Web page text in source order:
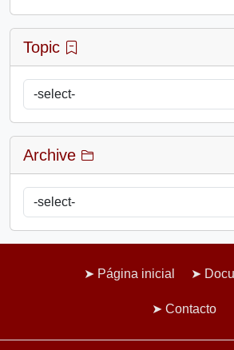
Topic
Archive
Página inicial
Contacto